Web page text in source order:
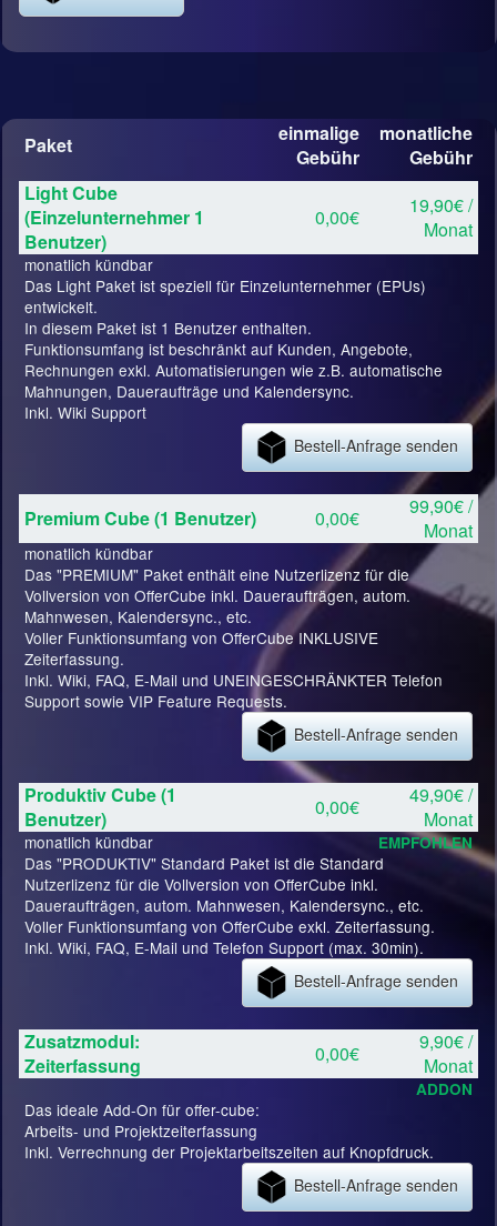
Paket
einmalige
Gebühr
monatliche
Gebühr
Light Cube
(Einzelunternehmer 1
Benutzer)
0,00€
19,90€ /
Monat
monatlich kündbar
Das Light Paket ist speziell für Einzelunternehmer (EPUs)
entwickelt.
In diesem Paket ist 1 Benutzer enthalten.
Funktionsumfang ist beschränkt auf Kunden, Angebote,
Rechnungen exkl. Automatisierungen wie z.B. automatische
Mahnungen, Daueraufträge und Kalendersync.
Inkl. Wiki Support
Bestell-Anfrage senden
Premium Cube (1 Benutzer) 0,00€
99,90€ /
Monat
monatlich kündbar
Das "PREMIUM" Paket enthält eine Nutzerlizenz für die
Vollversion von OfferCube inkl. Daueraufträgen, autom.
Mahnwesen, Kalendersync., etc.
Voller Funktionsumfang von OfferCube INKLUSIVE
Zeiterfassung.
Inkl. Wiki, FAQ, E-Mail und UNEINGESCHRÄNKTER Telefon
Support sowie VIP Feature Requests.
Bestell-Anfrage senden
Produktiv Cube (1
Benutzer)
0,00€
49,90€ /
Monat
monatlich kündbar EMPFOHLEN
Das "PRODUKTIV" Standard Paket ist die Standard
Nutzerlizenz für die Vollversion von OfferCube inkl.
Daueraufträgen, autom. Mahnwesen, Kalendersync., etc.
Voller Funktionsumfang von OfferCube exkl. Zeiterfassung.
Inkl. Wiki, FAQ, E-Mail und Telefon Support (max. 30min).
Bestell-Anfrage senden
Zusatzmodul:
Zeiterfassung
0,00€
9,90€ /
Monat
ADDON
Das ideale Add-On für offer-cube:
Arbeits- und Projektzeiterfassung
Inkl. Verrechnung der Projektarbeitszeiten auf Knopfdruck.
Bestell-Anfrage senden